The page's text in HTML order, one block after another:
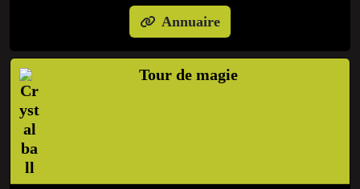
Annuaire
Tour de magie